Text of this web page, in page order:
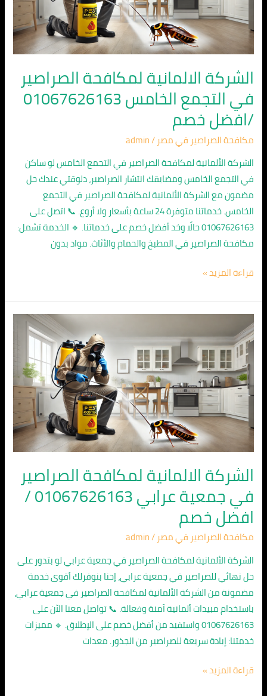
الشركة الالمانية لمكافحة الصراصير
في التجمع الخامس 01067626163
/افضل خصم
مكافحة الصراصير في مصر /
admin
الشركة الألمانية لمكافحة الصراصير في التجمع الخامس لو ساكن
في التجمع الخامس ومضايقك انتشار الصراصير، دلوقتي عندك حل
مضمون مع الشركة الألمانية لمكافحة الصراصير في التجمع
الخامس. خدماتنا متوفرة 24 ساعة بأسعار ولا أروع. 📞 اتصل على
01067626163 حالًا وخد أفضل خصم على خدماتنا. 🔹 الخدمة تشمل:
مكافحة الصراصير في المطبخ والحمام والأثاث. مواد بدون
التجمع
الخامس
01067626163
/
افضل
خصم
قراءة المزيد »
الشركة الالمانية لمكافحة الصراصير
في جمعية عرابي 01067626163 /
افضل خصم
مكافحة الصراصير في مصر /
admin
الشركة الألمانية لمكافحة الصراصير في جمعية عرابي لو بتدور على
حل نهائي للصراصير في جمعية عرابي، إحنا بنوفرلك أقوى خدمة
مضمونة من الشركة الألمانية لمكافحة الصراصير في جمعية عرابي،
باستخدام مبيدات ألمانية آمنة وفعالة. 📞 تواصل معنا الآن على
01067626163 واستفيد من أفضل خصم على الإطلاق. 🔹 مميزات
خدمتنا: إبادة سريعة للصراصير من الجذور. معدات
الشركة
الالمانية
لمكافحة
الصراصير
في
جمعية
عرابي
01067626163
/
افضل
خصم
قراءة المزيد »